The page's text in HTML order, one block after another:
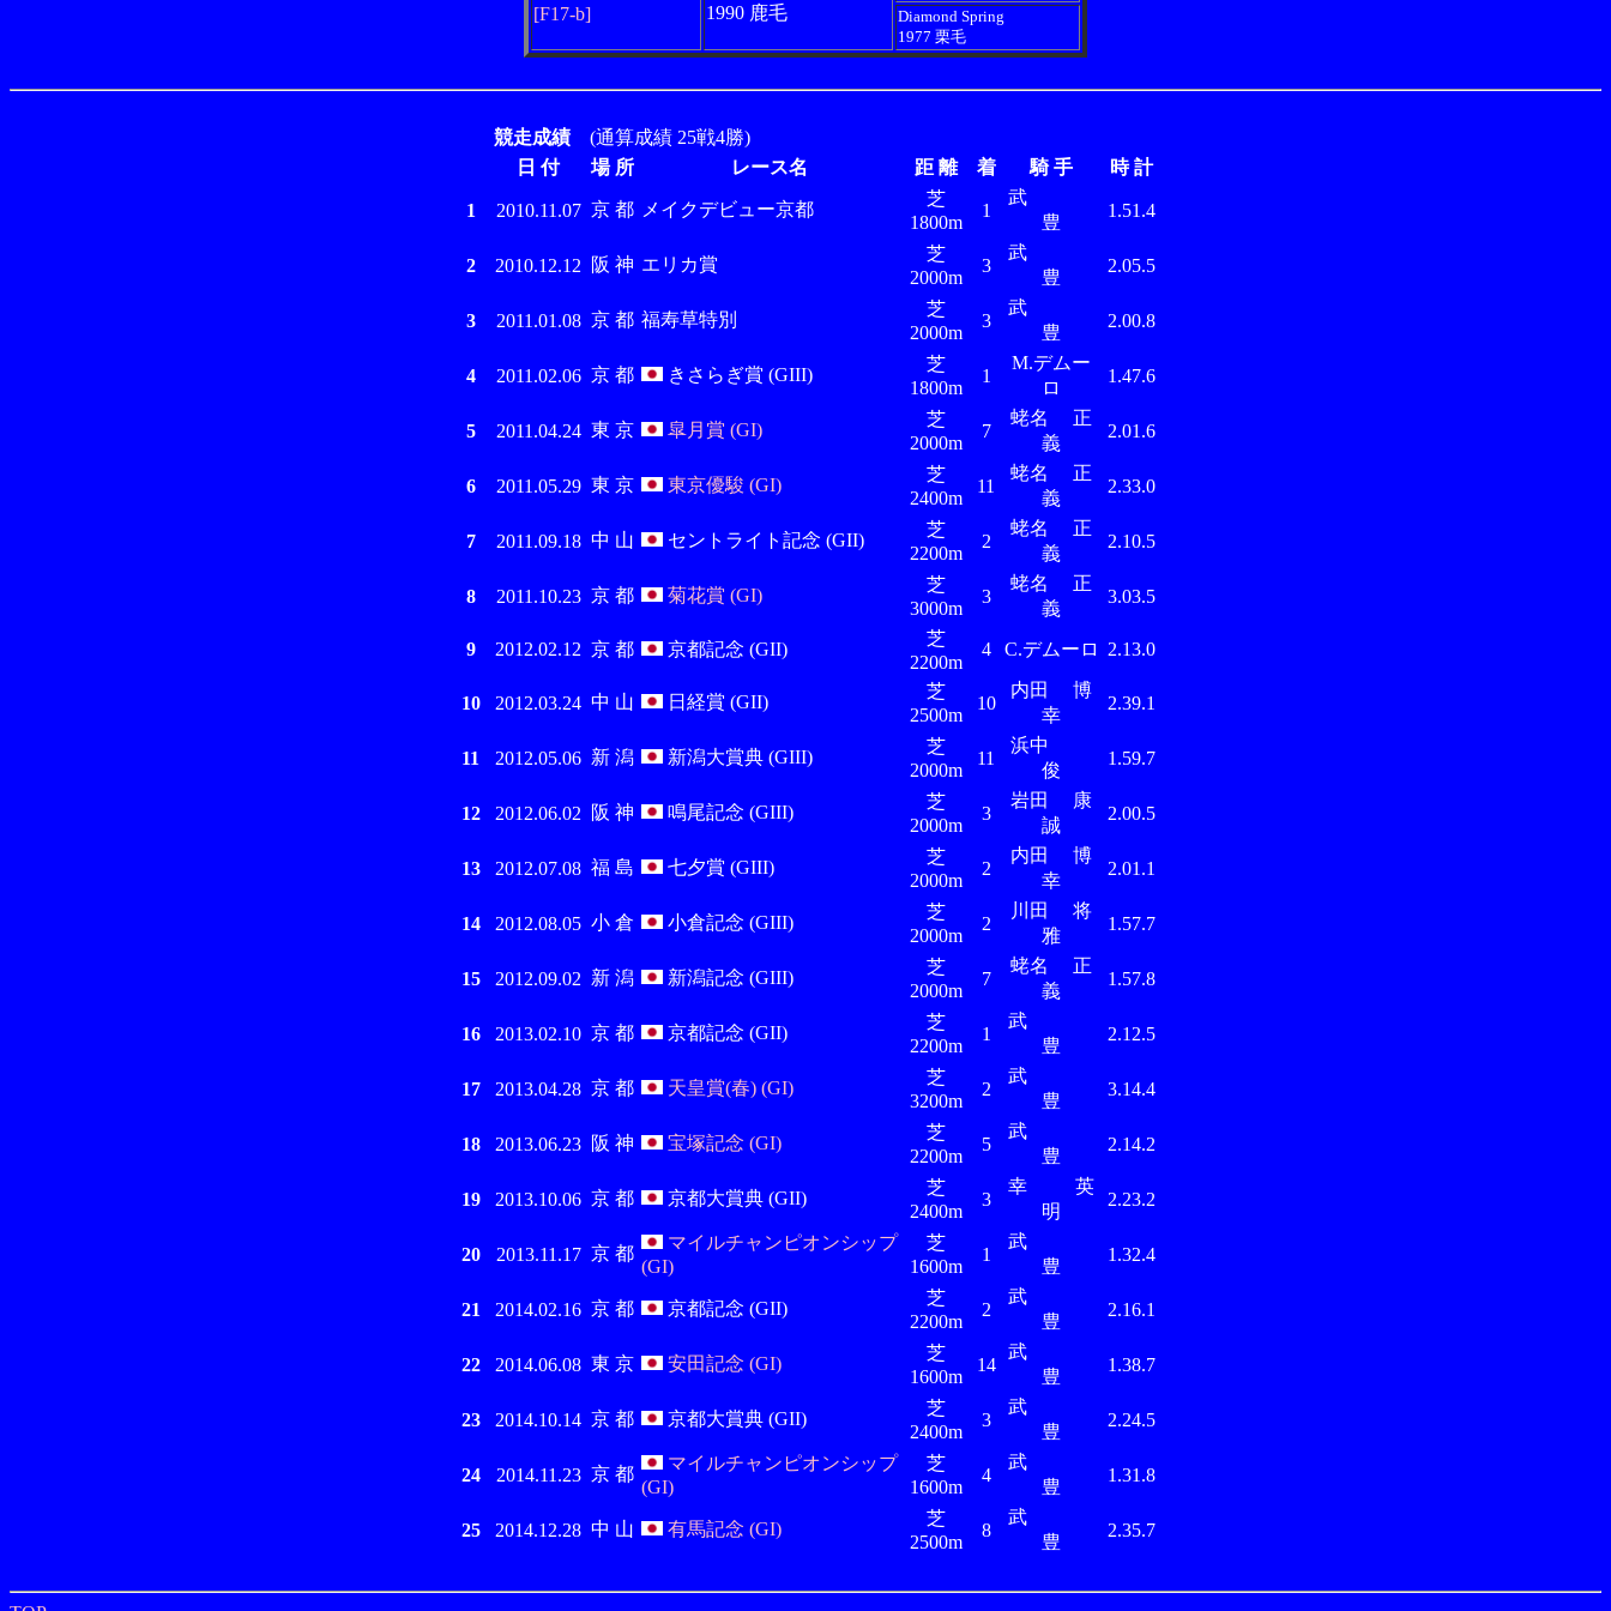
[F17-b] 1990 鹿毛
Diamond Spring
1977 栗毛
競走成績(通算成績 25戦4勝)
日 付
場 所 レース名 距 離 着 騎 手 時 計
1 2010.11.07 京 都 メイクデビュー京都
芝
1800m
1
武
豊
1.51.4
2 2010.12.12 阪 神 エリカ賞
芝
2000m
3
武
豊
2.05.5
3 2011.01.08 京 都 福寿草特別
芝
2000m
3
武
豊
2.00.8
4 2011.02.06 京 都 きさらぎ賞 (GIII)
芝
1800m
1
M.デムー
ロ
1.47.6
5 2011.04.24 東 京 皐月賞 (GI)
芝
2000m
7
蛯名 正
義
2.01.6
6 2011.05.29 東 京 東京優駿 (GI)
芝
2400m
11
蛯名 正
義
2.33.0
7 2011.09.18 中 山 セントライト記念 (GII)
芝
2200m
2
蛯名 正
義
2.10.5
8 2011.10.23 京 都 菊花賞 (GI)
芝
3000m
3
蛯名 正
義
3.03.5
9 2012.02.12 京 都 京都記念 (GII)
芝
2200m
4 C.デムーロ 2.13.0
10 2012.03.24 中 山 日経賞 (GII)
芝
2500m
10
内田 博
幸
2.39.1
11 2012.05.06 新 潟 新潟大賞典 (GIII)
芝
2000m
11
浜中
俊
1.59.7
12 2012.06.02 阪 神 鳴尾記念 (GIII)
芝
2000m
3
岩田 康
誠
2.00.5
13 2012.07.08 福 島 七夕賞 (GIII)
芝
2000m
2
内田 博
幸
2.01.1
14 2012.08.05 小 倉 小倉記念 (GIII)
芝
2000m
2
川田 将
雅
1.57.7
15 2012.09.02 新 潟 新潟記念 (GIII)
芝
2000m
7
蛯名 正
義
1.57.8
16 2013.02.10 京 都 京都記念 (GII)
芝
2200m
1
武
豊
2.12.5
17 2013.04.28 京 都 天皇賞(春) (GI)
芝
3200m
2
武
豊
3.14.4
18 2013.06.23 阪 神 宝塚記念 (GI)
芝
2200m
5
武
豊
2.14.2
19 2013.10.06 京 都 京都大賞典 (GII)
芝
2400m
3
幸 英
明
2.23.2
20 2013.11.17 京 都
マイルチャンピオンシップ
(GI)
芝
1600m
1
武
豊
1.32.4
21 2014.02.16 京 都 京都記念 (GII)
芝
2200m
2
武
豊
2.16.1
22 2014.06.08 東 京 安田記念 (GI)
芝
1600m
14
武
豊
1.38.7
23 2014.10.14 京 都 京都大賞典 (GII)
芝
2400m
3
武
豊
2.24.5
24 2014.11.23 京 都
マイルチャンピオンシップ
(GI)
芝
1600m
4
武
豊
1.31.8
25 2014.12.28 中 山 有馬記念 (GI)
芝
2500m
8
武
豊
2.35.7